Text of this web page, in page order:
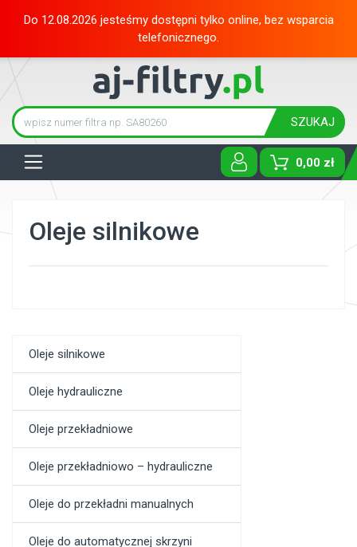
Do 12.08.2026 jesteśmy dostępni tylko online, bez wsparcia
telefonicznego.
SZUKAJ
0,00 zł
Oleje silnikowe
Oleje hydrauliczne
Oleje przekładniowe
Oleje przekładniowo – hydrauliczne
Oleje do przekładni manualnych
Oleje do automatycznej skrzyni
Oleje silnikowe